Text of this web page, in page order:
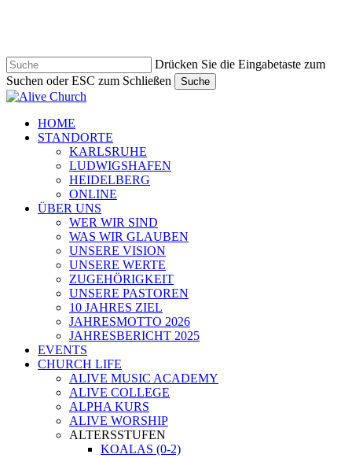
Drücken Sie die Eingabetaste zum
Suchen oder ESC zum Schließen
Suche
Suche
Navigationsmenü
HOME
STANDORTE
KARLSRUHE
LUDWIGSHAFEN
HEIDELBERG
ONLINE
ÜBER UNS
WER WIR SIND
WAS WIR GLAUBEN
UNSERE VISION
UNSERE WERTE
ZUGEHÖRIGKEIT
UNSERE PASTOREN
10 JAHRES ZIEL
JAHRESMOTTO 2026
JAHRESBERICHT 2025
EVENTS
CHURCH LIFE
ALIVE MUSIC ACADEMY
ALIVE COLLEGE
ALPHA KURS
ALIVE WORSHIP
ALTERSSTUFEN
KOALAS (0-2)